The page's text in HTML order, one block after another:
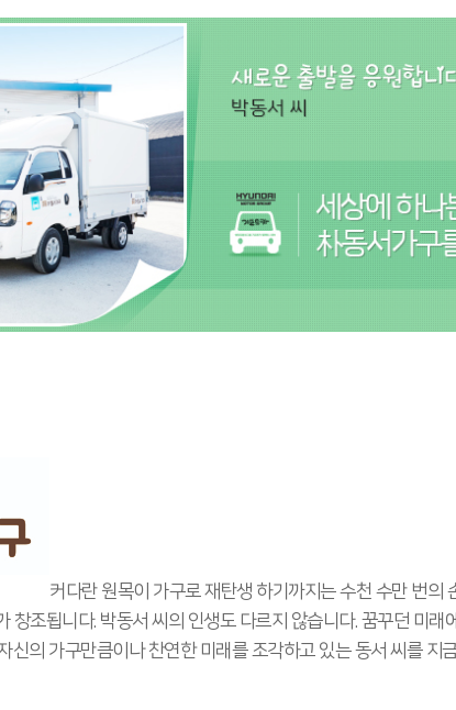
커다란 원목이 가구로 재탄생 하기까지는 수천 수만 번의
창조됩니다. 박동서 씨의 인생도 다르지 않습니다. 꿈꾸던 미래
신의 가구만큼이나 찬연한 미래를 조각하고 있는 동서 씨를 지